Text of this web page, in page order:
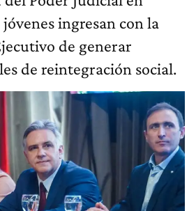
ingresan con la
de generar
de reintegración social.